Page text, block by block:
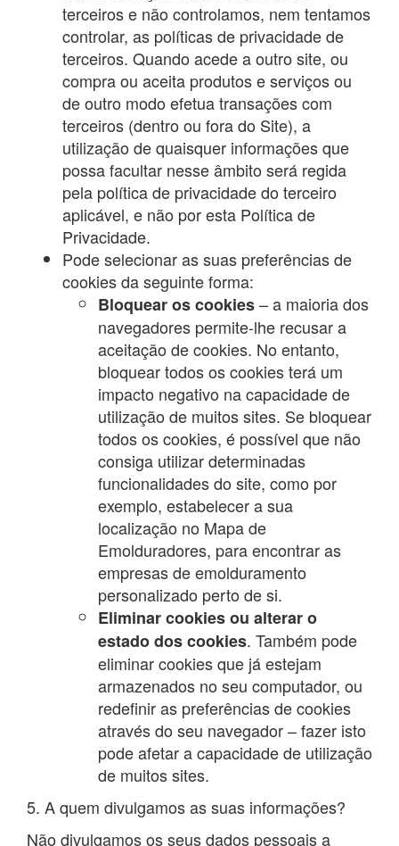
terceiros e não controlamos, nem tentamos
controlar, as políticas de privacidade de
terceiros. Quando acede a outro site, ou
compra ou aceita produtos e serviços ou
de outro modo efetua transações com
terceiros (dentro ou fora do Site), a
utilização de quaisquer informações que
possa facultar nesse âmbito será regida
pela política de privacidade do terceiro
aplicável, e não por esta Política de
Privacidade.
Pode selecionar as suas preferências de
cookies da seguinte forma:
Bloquear os cookies– a maioria dos
navegadores permite-lhe recusar a
aceitação de cookies. No entanto,
bloquear todos os cookies terá um
impacto negativo na capacidade de
utilização de muitos sites. Se bloquear
todos os cookies, é possível que não
consiga utilizar determinadas
funcionalidades do site, como por
exemplo, estabelecer a sua
localização no Mapa de
Emolduradores, para encontrar as
empresas de emolduramento
personalizado perto de si.
Eliminar cookies ou alterar o
estado dos cookies. Também pode
eliminar cookies que já estejam
armazenados no seu computador, ou
redefinir as preferências de cookies
através do seu navegador – fazer isto
pode afetar a capacidade de utilização
de muitos sites.
5. A quem divulgamos as suas informações?
Não divulgamos os seus dados pessoais a